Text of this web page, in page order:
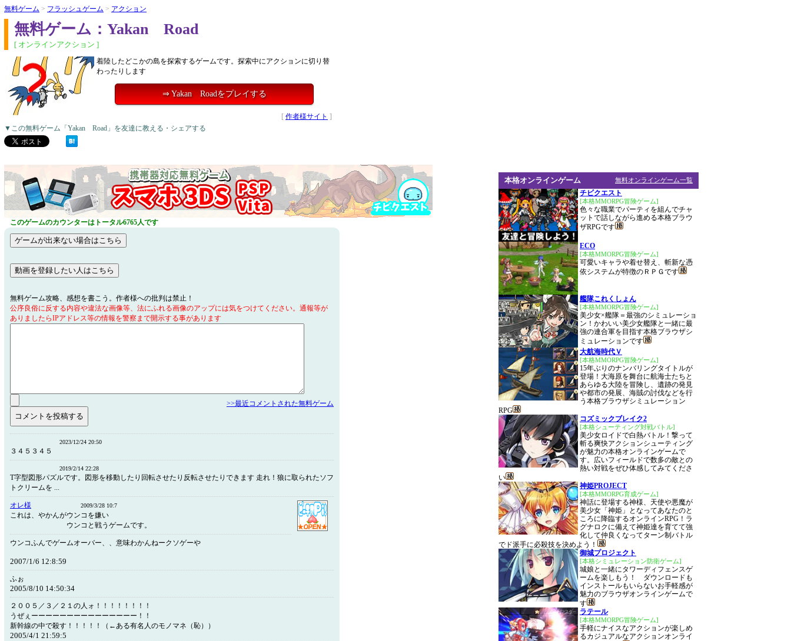
無料ゲーム > フラッシュゲーム > アクション
無料ゲーム：Yakan Road
[ オンラインアクション ]
着陸したどこかの島を探索するゲームです。探索中にアクションに切り替
わったりします
⇒ Yakan Roadをプレイする
[ 作者様サイト ]
▼この無料ゲーム「Yakan Road」を友達に教える・シェアする
このゲームのカウンターはトータル6765人です
無料ゲーム攻略、感想を書こう。作者様への批判は禁止！
公序良俗に反する内容や違法な画像等、法にふれる画像のアップには気をつけてください。通報等が
ありましたらIPアドレス等の情報を警察まで開示する事があります
>>最近コメントされた無料ゲーム
2023/12/24 20:50
３４５３４５
2019/2/14 22:28
T字型図形パズルです。図形を移動したり回転させたり反転させたりできます 走れ！狼に取られたソフ
トクリームを ...
オレ様 2009/3/28 10:7
これは、やかんがウンコを嫌い
ウンコと戦うゲームです。
ウンコふんでゲームオーバー、、意味わかんねークソゲーや
2007/1/6 12:8:59
ふぉ
2005/8/10 14:50:34
２００５／３／２１の人ォ！！！！！！！！
うぜぇーーーーーーーーーーーーーーー！！
新幹線の中で殺す！！！！！（←ある有名人のモノマネ（恥））
2005/4/1 21:59:5
無料オンラインゲーム一覧
本格オンラインゲーム
チビクエスト
[本格MMORPG冒険ゲーム]
色々な職業でパーティを組んでチャ
ットで話しながら進める本格ブラウ
ザRPGです
ECO
[本格MMORPG冒険ゲーム]
可愛いキャラや着せ替え、斬新な憑
依システムが特徴のＲＰＧです
艦隊これくしょん
[本格MMORPG冒険ゲーム]
美少女×艦隊＝最強のシミュレーショ
ン！かわいい美少女艦隊と一緒に最
強の連合軍を目指す本格ブラウザシ
ミュレーションです
大航海時代Ｖ
[本格MMORPG冒険ゲーム]
15年ぶりのナンバリングタイトルが
登場！大海原を舞台に航海士たちと
あらゆる大陸を冒険し、遺跡の発見
や都市の発展、海賊の討伐などを行
う本格ブラウザシミュレーション
RPG
コズミックブレイク2
[本格シューティング対戦バトル]
美少女ロイドで白熱バトル！撃って
斬る爽快アクションシューティング
が魅力の本格オンラインゲームで
す。広いフィールドで数多の敵との
熱い対戦をぜひ体感してみてくださ
い
神姫PROJECT
[本格MMORPG育成ゲーム]
神話に登場する神様、天使や悪魔が
美少女「神姫」となってあなたのと
ころに降臨するオンラインRPG！ラ
グナロクに備えて神姫達を育てて強
化して仲良くなってターン制バトル
でド派手に必殺技を決めよう！
御城プロジェクト
[本格シミュレーション防衛ゲーム]
城娘と一緒にタワーディフェンスゲ
ームを楽しもう！ ダウンロードも
インストールもいらないお手軽感が
魅力のブラウザオンラインゲームで
す
ラテール
[本格MMORPG冒険ゲーム]
手軽にナイスなアクションが楽しめ
るカジュアルなアクションオンライ